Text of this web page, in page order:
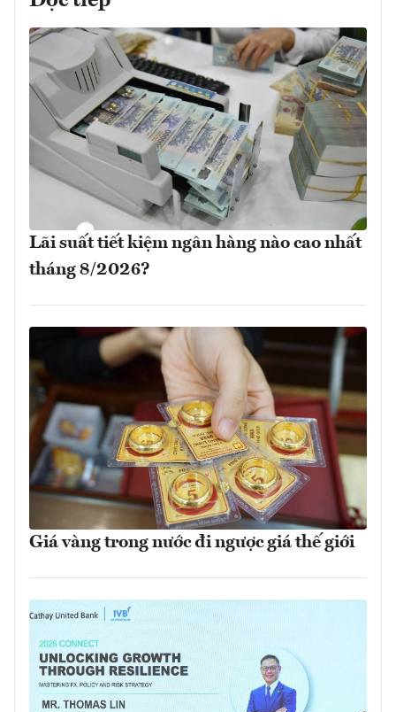
Lãi suất tiết kiệm ngân hàng nào cao nhất
tháng 8/2026?
Giá vàng trong nước đi ngược giá thế giới